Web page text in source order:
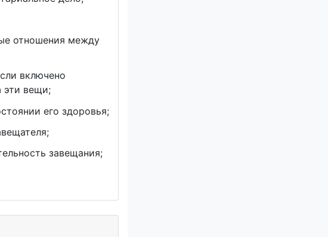
отношения между
включено
эти вещи;
его здоровья;
завещания;